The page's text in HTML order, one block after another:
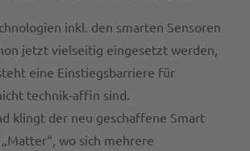
inkl. den smarten Sensoren
jetzt vielseitig eingesetzt werden,
eine Einstiegsbarriere für
technik-affin sind.
klingt der neu geschaffene Smart
wo sich mehrere